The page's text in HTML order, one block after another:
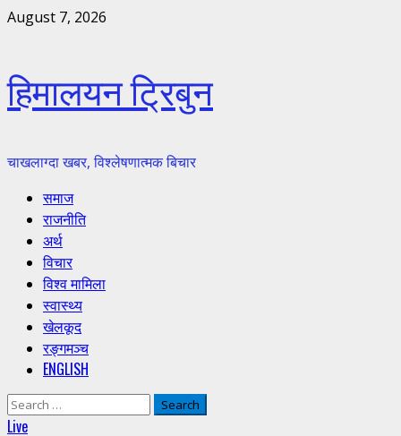
Skip
August 7, 2026
हिमालयन ट्रिबुन
चाखलाग्दा खबर, विश्लेषणात्मक बिचार
Primary
Menu
समाज
राजनीति
अर्थ
विचार
विश्व मामिला
स्वास्थ्य
खेलकूद
रङ्गमञ्च
ENGLISH
Search
for:
Live